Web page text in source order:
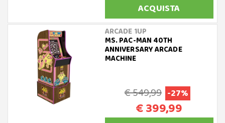
ACQUISTA
ARCADE 1UP
MS. PAC-MAN 40TH
ANNIVERSARY ARCADE
MACHINE
€ 549,99 -27%
€ 399,99